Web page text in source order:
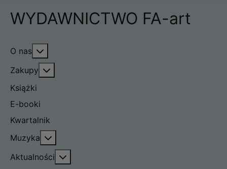
WYDAWNICTWO FA-art
O nas
Zakupy
Książki
E-booki
Kwartalnik
Muzyka
Aktualności